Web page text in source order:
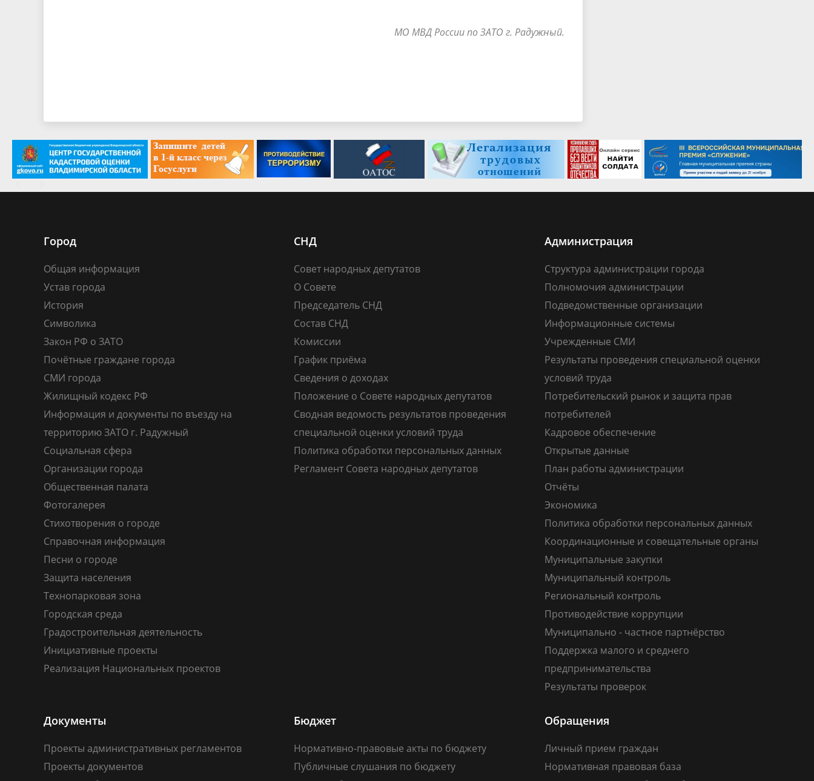
МО МВД России по ЗАТО г. Радужный.
Город
Общая информация
Устав города
История
Символика
Закон РФ о ЗАТО
Почётные граждане города
СМИ города
Жилищный кодекс РФ
Информация и документы по въезду на
территорию ЗАТО г. Радужный
Социальная сфера
Организации города
Общественная палата
Фотогалерея
Стихотворения о городе
Справочная информация
Песни о городе
Защита населения
Технопарковая зона
Городская среда
Градостроительная деятельность
Инициативные проекты
Реализация Национальных проектов
СНД
Совет народных депутатов
О Совете
Председатель СНД
Состав СНД
Комиссии
График приёма
Сведения о доходах
Положение о Совете народных депутатов
Сводная ведомость результатов проведения
специальной оценки условий труда
Политика обработки персональных данных
Регламент Совета народных депутатов
Администрация
Структура администрации города
Полномочия администрации
Подведомственные организации
Информационные системы
Учрежденные СМИ
Результаты проведения специальной оценки
условий труда
Потребительский рынок и защита прав
потребителей
Кадровое обеспечение
Открытые данные
План работы администрации
Отчёты
Экономика
Политика обработки персональных данных
Координационные и совещательные органы
Муниципальные закупки
Муниципальный контроль
Региональный контроль
Противодействие коррупции
Муниципально - частное партнёрство
Поддержка малого и среднего
предпринимательства
Результаты проверок
Документы
Проекты административных регламентов
Проекты документов
Бюджет
Нормативно-правовые акты по бюджету
Публичные слушания по бюджету
Обращения
Личный прием граждан
Нормативная правовая база